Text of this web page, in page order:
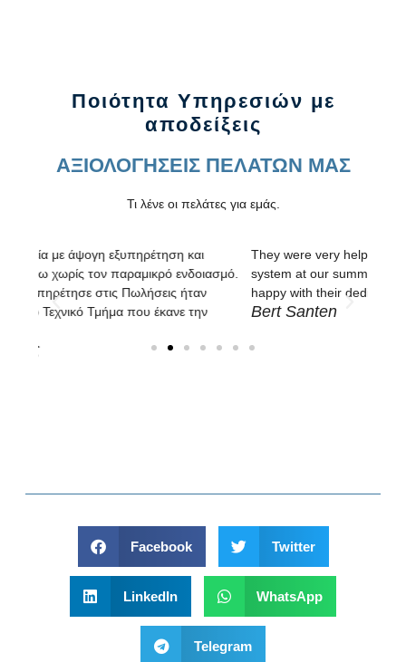
Ποιότητα Υπηρεσιών με
αποδείξεις
AΞΙΟΛΟΓΗΣΕΙΣ ΠΕΛΑΤΩΝ ΜΑΣ
Τι λένε οι πελάτες για εμάς.
They were very helpful with the setups of our alarm
system at our summer house in Mykonos. We are very
happy with their dedication.
Bert Santen
Facebook Twitter
LinkedIn WhatsApp
Telegram